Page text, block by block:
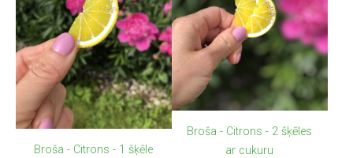
Broša - Citrons - 1 šķēle
Broša - Citrons - 2 šķēles
ar cukuru